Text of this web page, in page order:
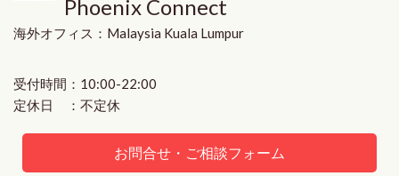
Phoenix Connect
海外オフィス： Malaysia Kuala Lumpur
受付時間：10:00-22:00
定休日 ：不定休
お問合せ・ご相談フォーム